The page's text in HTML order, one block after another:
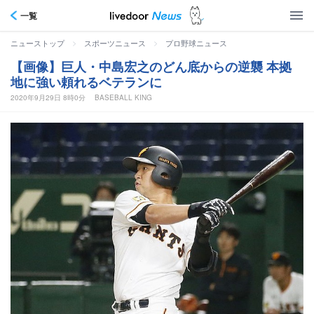
一覧
ニューストップ > スポーツニュース > プロ野球ニュース
【画像】巨人・中島宏之のどん底からの逆襲 本拠
地に強い頼れるベテランに
2020年9月29日 8時0分 BASEBALL KING